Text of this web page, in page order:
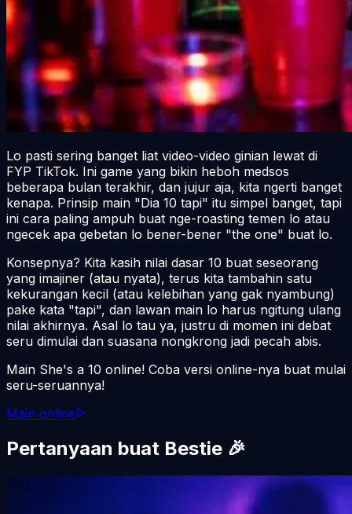
Lo pasti sering banget liat video-video ginian lewat di
FYP TikTok. Ini game yang bikin heboh medsos
beberapa bulan terakhir, dan jujur aja, kita ngerti banget
kenapa. Prinsip main "Dia 10 tapi" itu simpel banget, tapi
ini cara paling ampuh buat nge-roasting temen lo atau
ngecek apa gebetan lo bener-bener "the one" buat lo.
Konsepnya? Kita kasih nilai dasar 10 buat seseorang
yang imajiner (atau nyata), terus kita tambahin satu
kekurangan kecil (atau kelebihan yang gak nyambung)
pake kata "tapi", dan lawan main lo harus ngitung ulang
nilai akhirnya. Asal lo tau ya, justru di momen ini debat
seru dimulai dan suasana nongkrong jadi pecah abis.
Main She's a 10 online! Coba versi online-nya buat mulai
seru-seruannya!
Main online
Pertanyaan buat Bestie 🎉